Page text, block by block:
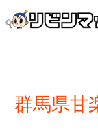
群馬県甘